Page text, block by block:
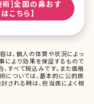
術]全国の鼻おす
こちら】
は、個人の体質や状況によっ
により効果を保証するもので
すべて税込みです。また価格
については、基本的に公的医
される時は、担当医によく相